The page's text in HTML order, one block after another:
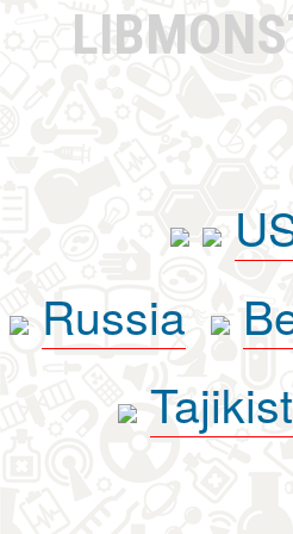
Russia